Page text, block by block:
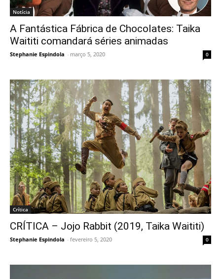
Notícia
A Fantástica Fábrica de Chocolates: Taika
Waititi comandará séries animadas
Stephanie Espindola - março 5, 2020 0
Crítica
CRÍTICA – Jojo Rabbit (2019, Taika Waititi)
Stephanie Espindola - fevereiro 5, 2020 0